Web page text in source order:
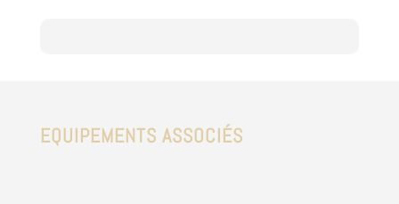
EQUIPEMENTS ASSOCIÉS